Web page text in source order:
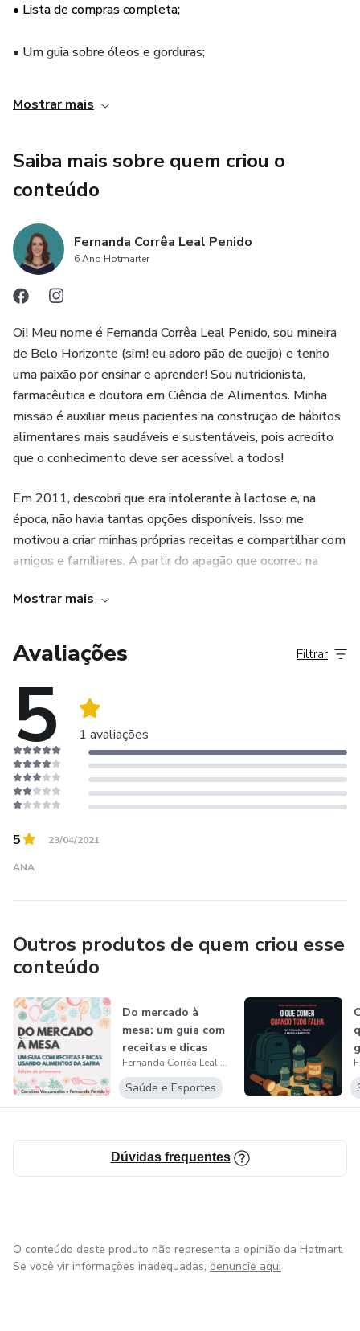
• Lista de compras completa;
• Um guia sobre óleos e gorduras;
• É possível imprimir o e-book.
AVISO: “Este produto não substitui o parecer médico
profissional. Sempre consulte um médico para tratar de
assuntos relativos à saúde.”
Mostrar mais
Saiba mais sobre quem criou o
conteúdo
Fernanda Corrêa Leal Penido
6 Ano Hotmarter
Oi! Meu nome é Fernanda Corrêa Leal Penido, sou mineira
de Belo Horizonte (sim! eu adoro pão de queijo) e tenho
uma paixão por ensinar e aprender! Sou nutricionista,
farmacêutica e doutora em Ciência de Alimentos. Minha
missão é auxiliar meus pacientes na construção de hábitos
alimentares mais saudáveis e sustentáveis, pois acredito
que o conhecimento deve ser acessível a todos!
Em 2011, descobri que era intolerante à lactose e, na
época, não havia tantas opções disponíveis. Isso me
motivou a criar minhas próprias receitas e compartilhar com
amigos e familiares. A partir do apagão que ocorreu na
guia em parceria com a nutricionista Priscila Barcelos, um
pessoas a se sentirem mais seguras e preparadas, mesmo
em situações adversas. Juntas, queremos garantir o
essencial — mesmo quando todo o resto falha!
Mostrar mais
Avaliações
5 1 avaliações
Filtrar
5 23/04/2021
ANA
Outros produtos de quem criou esse
conteúdo
Do mercado à
mesa: um guia com
receitas e dicas
usando alime...
Fernanda Corrêa Leal Penido
Saúde e Esportes
Dúvidas frequentes
O conteúdo deste produto não representa a opinião da Hotmart.
Se você vir informações inadequadas, denuncie aqui